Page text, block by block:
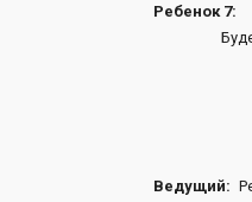
Ребенок 7:
Будет
Ведущий: